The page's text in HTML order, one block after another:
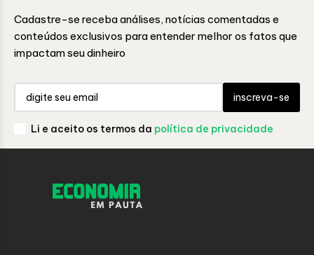
Cadastre-se receba análises, notícias comentadas e
conteúdos exclusivos para entender melhor os fatos que
impactam seu dinheiro
inscreva-se
Li e aceito os termos da política de privacidade